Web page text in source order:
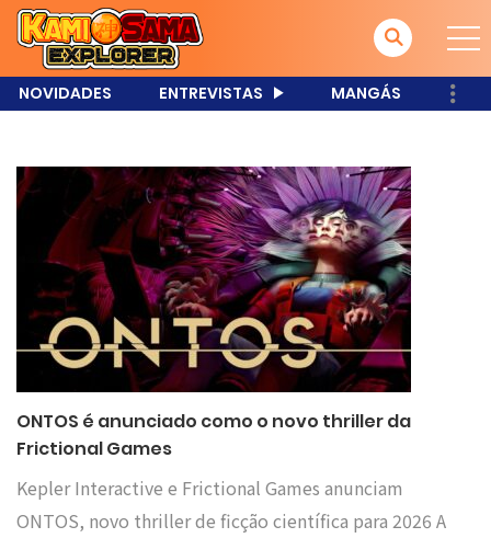
NOVIDADES ENTREVISTAS MANGÁS
ONTOS é anunciado como o novo thriller da
Frictional Games
Kepler Interactive e Frictional Games anunciam
ONTOS, novo thriller de ficção científica para 2026 A